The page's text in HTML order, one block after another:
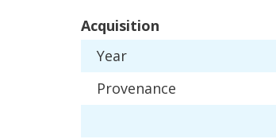
Acquisition
Year
Provenance